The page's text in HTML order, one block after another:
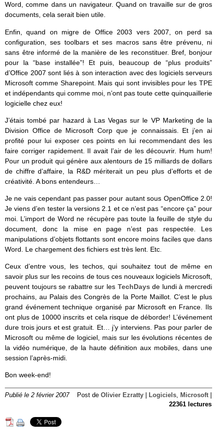
Word, comme dans un navigateur. Quand on travaille sur de gros
documents, cela serait bien utile.
Enfin, quand on migre de Office 2003 vers 2007, on perd sa
configuration, ses toolbars et ses macros sans être prévenu, ni
sans être informé de la manière de les reconstituer. Bref, bonjour
pour la “base installée”! Et puis, beaucoup de “plus produits”
d’Office 2007 sont liés à son interaction avec des logiciels serveurs
Microsoft comme Sharepoint. Mais qui sont invisibles pour les TPE
et indépendants qui comme moi, n’ont pas toute cette quinquaillerie
logicielle chez eux!
J’étais tombé par hazard à Las Vegas sur le VP Marketing de la
Division Office de Microsoft Corp que je connaissais. Et j’en ai
profité pour lui exposer ces points en lui recommendant des les
faire corriger rapidement. Il avait l’air de les découvrir. Hum hum!
Pour un produit qui génère aux alentours de 15 milliards de dollars
de chiffre d’affaire, la R&D mériterait un peu plus d’efforts et de
créativité. A bons entendeurs…
Je ne vais cependant pas passer pour autant sous OpenOffice 2.0!
Je viens d’en tester la versions 2.1 et ce n’est pas “encore ça” pour
moi. L’import de Word ne récupère pas toute la feuille de style du
document, donc la mise en page n’est pas respectée. Les
manipulations d’objets flottants sont encore moins faciles que dans
Word. Le chargement des fichiers est très lent. Etc.
Ceux d’entre vous, les techos, qui souhaitez tout de même en
savoir plus sur les recoins de tous ces nouveaux logiciels Microsoft,
peuvent toujours se rabattre sur les TechDays de lundi à mercredi
prochains, au Palais des Congrès de la Porte Maillot. C’est le plus
grand événement technique organisé par Microsoft en France. Ils
ont plus de 10000 inscrits et cela risque de déborder! L’événement
dure trois jours et est gratuit. Et… j’y interviens. Pas pour parler de
Microsoft ou même de logiciel, mais sur les évolutions récentes de
la vidéo numérique, de la haute définition aux mobiles, dans une
session l’après-midi.
Bon week-end!
Publié le 2 février 2007 Post de Olivier Ezratty Logiciels, Microsoft|
22361 lectures